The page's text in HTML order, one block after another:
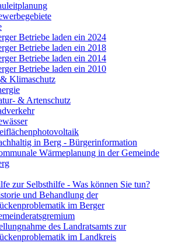
Betriebe laden ein 2024
Betriebe laden ein 2018
Betriebe laden ein 2014
Betriebe laden ein 2010
Klimaschutz
& Artenschutz
in Berg - Bürgerinformation
Wärmeplanung in der Gemeinde
zur Selbsthilfe - Was können Sie tun?
und Behandlung der
im Berger
des Landratsamts zur
im Landkreis